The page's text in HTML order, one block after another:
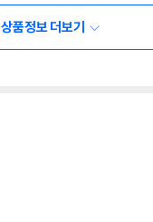
상품정보 더보기